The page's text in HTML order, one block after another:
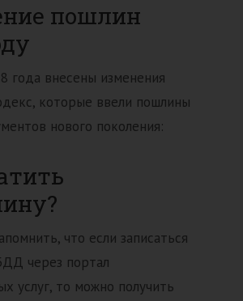
пошлин
года внесены изменения
которые ввели пошлины
нового поколения:
что если записаться
через портал
услуг, то можно получить